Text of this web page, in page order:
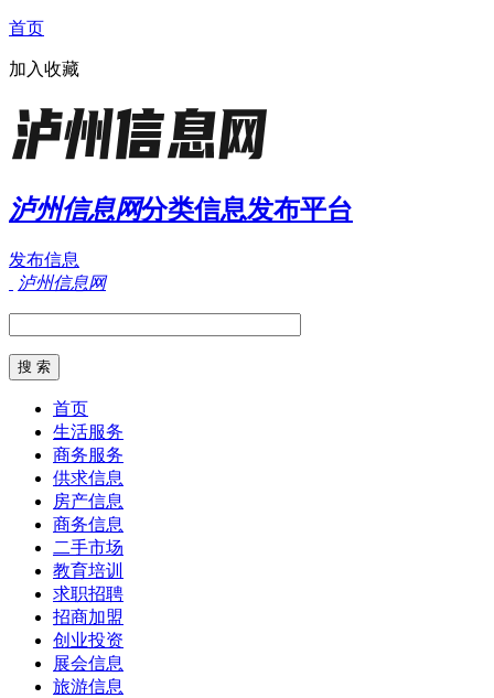
首页
加入收藏
泸州信息网分类信息发布平台
发布信息
泸州信息网
首页
生活服务
商务服务
供求信息
房产信息
商务信息
二手市场
教育培训
求职招聘
招商加盟
创业投资
展会信息
旅游信息